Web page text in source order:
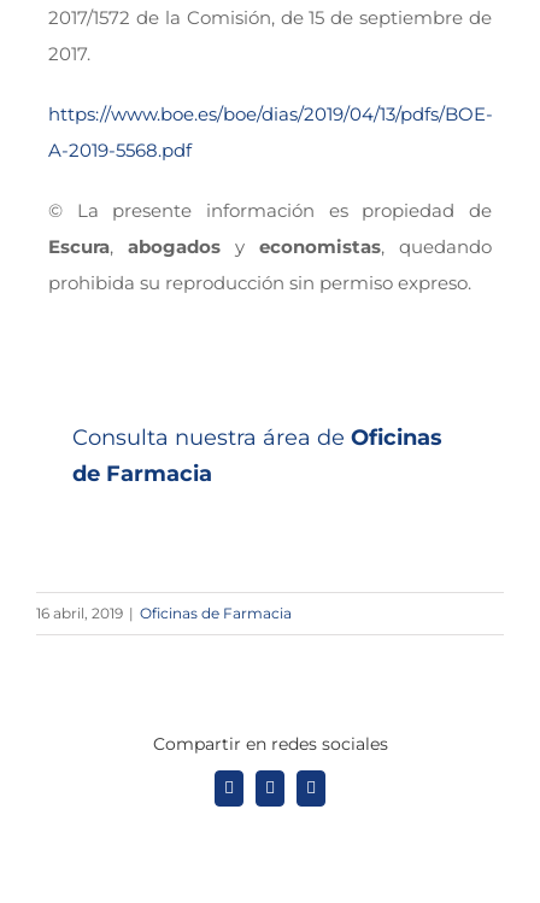
2017/1572 de la Comisión, de 15 de septiembre de
2017.
https://www.boe.es/boe/dias/2019/04/13/pdfs/BOE-
A-2019-5568.pdf
© La presente información es propiedad de
Escura, abogados y economistas, quedando
prohibida su reproducción sin permiso expreso.
Consulta nuestra área de Oficinas
de Farmacia
16 abril, 2019 | Oficinas de Farmacia
Compartir en redes sociales
X LinkedInWhatsApp